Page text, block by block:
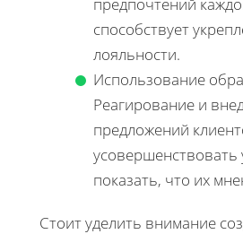
способствует
лояльности.
Использование
Реагирование и
предложений
усовершенствовать
показать, что их
Стоит уделить внимание